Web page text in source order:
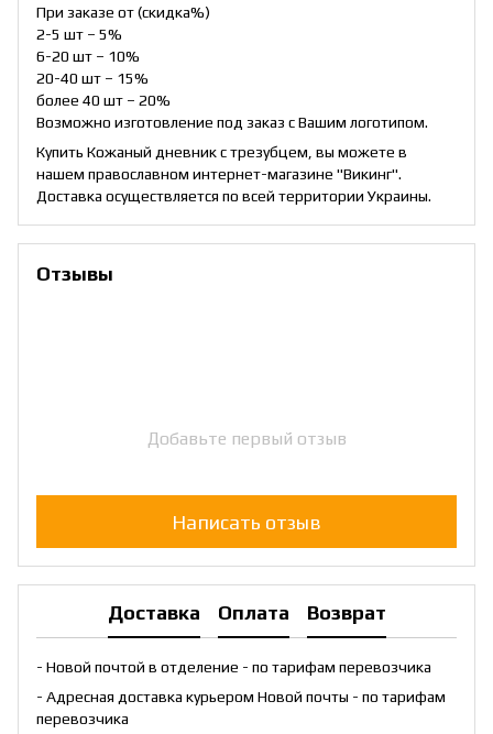
При заказе от (скидка%)
2-5 шт – 5%
6-20 шт – 10%
20-40 шт – 15%
более 40 шт – 20%
Возможно изготовление под заказ с Вашим логотипом.
Купить Кожаный дневник с трезубцем, вы можете в
нашем православном интернет-магазине "Викинг".
Доставка осуществляется по всей территории Украины.
Отзывы
Добавьте первый отзыв
Написать отзыв
Доставка Оплата Возврат
- Новой почтой в отделение - по тарифам перевозчика
- Адресная доставка курьером Новой почты - по тарифам
перевозчика